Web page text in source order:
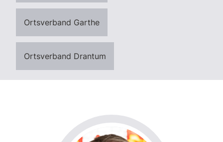
Ortsverband Garthe
Ortsverband Drantum